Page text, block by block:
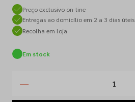
Preço exclusivo on-line
Entregas ao domicílio em 2 a 3 dias úteis
Recolha em loja
Em stock